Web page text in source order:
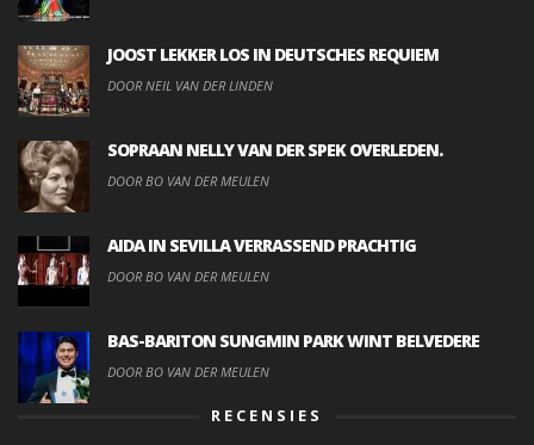
JOOST LEKKER LOS IN DEUTSCHES REQUIEM
DOOR NEIL VAN DER LINDEN
SOPRAAN NELLY VAN DER SPEK OVERLEDEN.
DOOR BO VAN DER MEULEN
AIDA IN SEVILLA VERRASSEND PRACHTIG
DOOR BO VAN DER MEULEN
BAS-BARITON SUNGMIN PARK WINT BELVEDERE
DOOR BO VAN DER MEULEN
RECENSIES